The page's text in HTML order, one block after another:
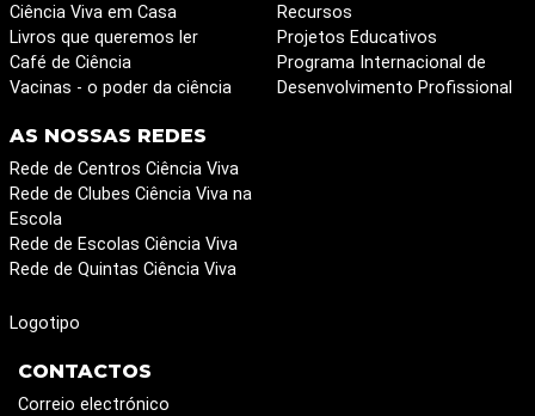
Ciência Viva em Casa
Livros que queremos ler
Café de Ciência
Vacinas - o poder da ciência
Recursos
Projetos Educativos
Programa Internacional de
Desenvolvimento Profissional
AS NOSSAS REDES
Rede de Centros Ciência Viva
Rede de Clubes Ciência Viva na
Escola
Rede de Escolas Ciência Viva
Rede de Quintas Ciência Viva
Logotipo
CONTACTOS
Correio electrónico